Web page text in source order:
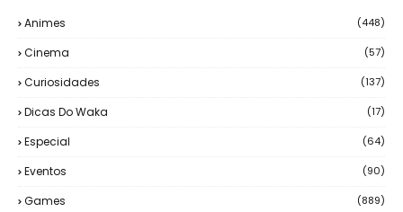
Animes (448)
Cinema (57)
Curiosidades (137)
Dicas Do Waka (17)
Especial (64)
Eventos (90)
Games (889)